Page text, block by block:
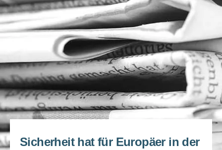
Sicherheit hat für Europäer in der